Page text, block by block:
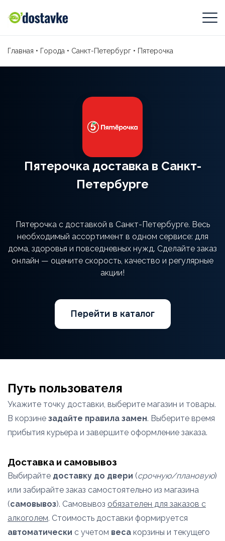
Главная • Города • Санкт-Петербург • Пятерочка
Пятерочка доставка в Санкт-
Петербурге
Пятерочка с доставкой в Санкт-Петербурге. Весь
необходимый ассортимент в одном сервисе: для
дома, здоровья и повседневных нужд. Сделайте заказ
онлайн — оцените скорость, качество и регулярные
акции!
Перейти в каталог
Путь пользователя
Укажите точку доставки, выберите магазин и товары.
В корзине задайте правила замен. Выберите время
прибытия курьера и завершите оформление заказа.
Доставка и самовывоз
Выбирайте доставку до двери (срочную/плановую)
или забирайте заказ самостоятельно из магазина
(самовывоз). Самовывоз обязателен для заказов с
алкоголем. Стоимость доставки формируется
автоматически с учетом веса корзины и текущего